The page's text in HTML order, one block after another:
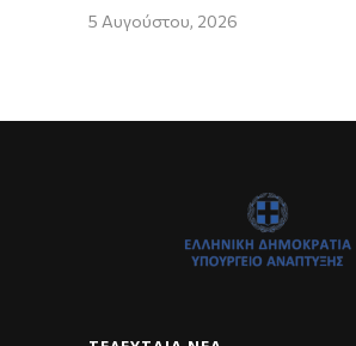
5 Αυγούστου, 2026